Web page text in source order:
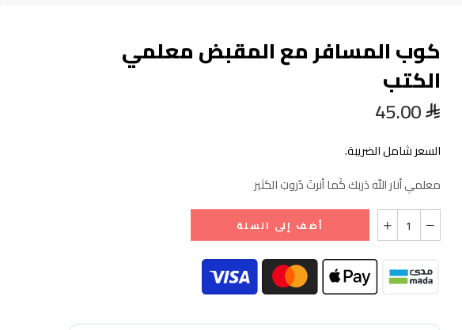
كوب المسافر مع المقبض معلمي
الكتب
45.00
السعر شامل الضريبة.
معلمي أنار اللّه دَربك كَما أنرتَ دُروبَ الكثير
أضف إلى السلة